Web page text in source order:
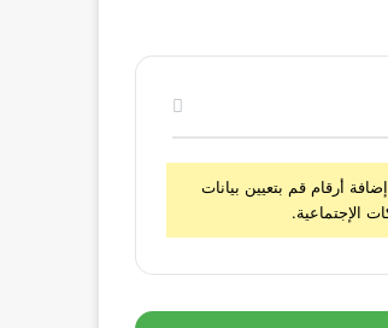
أرقام قم بتعيين بيانات
الإجتماعية.